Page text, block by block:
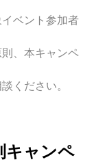
ベント参加者
、本キャンペ
ください。
キャンペ